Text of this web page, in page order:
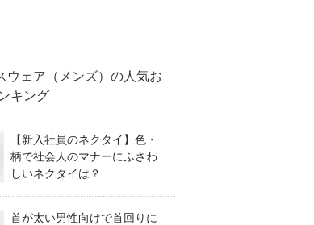
ウェア（メンズ） の人気お
キング
【新入社員のネクタイ】色・
柄で社会人のマナーにふさわ
しいネクタイは？
首が太い男性向けで首回りに